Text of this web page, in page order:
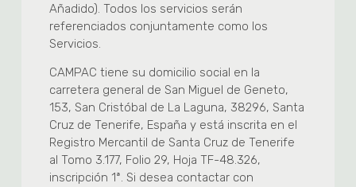
Añadido). Todos los servicios serán
referenciados conjuntamente como los
Servicios.
CAMPAC tiene su domicilio social en la
carretera general de San Miguel de Geneto,
153, San Cristóbal de La Laguna, 38296, Santa
Cruz de Tenerife, España y está inscrita en el
Registro Mercantil de Santa Cruz de Tenerife
al Tomo 3.177, Folio 29, Hoja TF-48.326,
inscripción 1ª. Si desea contactar con